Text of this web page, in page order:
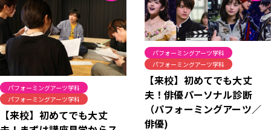
パフォーミングアーツ学科
パフォーミングアーツ学科
【来校】初めてでも大丈
パフォーミングアーツ学科
パフォーミングアーツ学科
【来校】初めてでも大丈
夫！俳優パーソナル診断
（パフォーミングアーツ／
俳優)